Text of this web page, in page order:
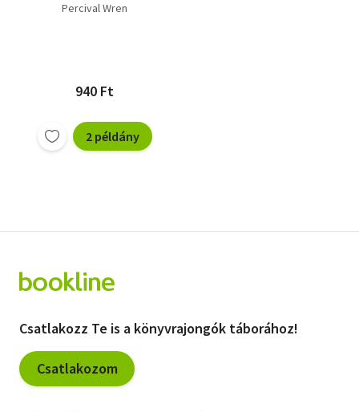
Percival Wren
940 Ft
2 példány
Csatlakozz Te is a könyvrajongók táborához!
Csatlakozom